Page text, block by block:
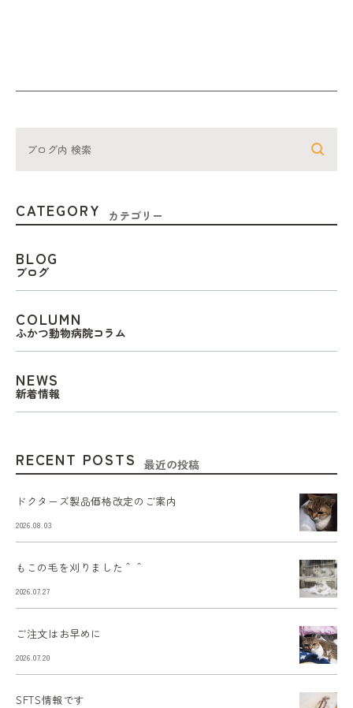
CATEGORY カテゴリー
BLOG
ブログ
COLUMN
ふかつ動物病院コラム
NEWS
新着情報
RECENT POSTS 最近の投稿
ドクターズ製品価格改定のご案内
2026.08.03
もこの毛を刈りました＾＾
2026.07.27
ご注文はお早めに
2026.07.20
SFTS情報です